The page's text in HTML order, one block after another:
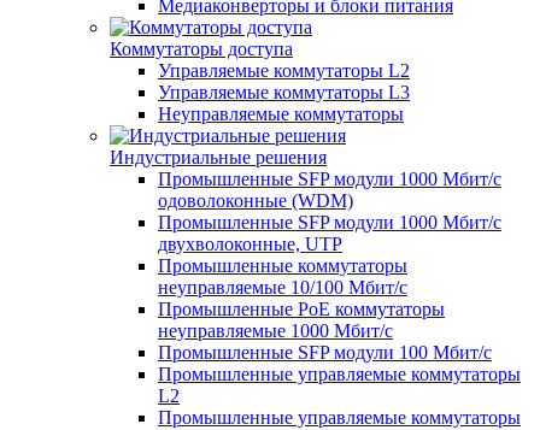
Медиаконверторы и блоки питания
Коммутаторы доступа
Управляемые коммутаторы L2
Управляемые коммутаторы L3
Неуправляемые коммутаторы
Индустриальные решения
Промышленные SFP модули 1000 Мбит/c
одоволоконные (WDM)
Промышленные SFP модули 1000 Мбит/c
двухволоконные, UTP
Промышленные коммутаторы
неуправляемые 10/100 Мбит/с
Промышленные PoE коммутаторы
неуправляемые 1000 Мбит/с
Промышленные SFP модули 100 Мбит/c
Промышленные управляемые коммутаторы
L2
Промышленные управляемые коммутаторы